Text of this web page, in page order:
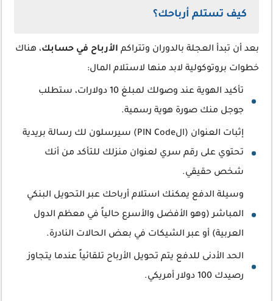
كيف تستلم أرباحك؟
بعد أن تبدأ العجلة بالدوران وتتراكم الأرباح في حسابك، هناك
خطوات بروتوكولية لابد منها لاستلام المال:
تأكيد الهوية عند وصولك لمبلغ 10 دولارات، ستطلب
جوجل منك صورة هوية رسمية.
إثبات العنوان (الPIN Code) سيرسلون لك رسالة بريدية
تحتوي على رقم سري لعنوان منزلك للتأكد من أنك
شخص حقيقي.
وسيلة الدفع يمكنك استلام أرباحك عبر التحويل البنكي
المباشر (وهو الأفضل والأسرع حالياً في معظم الدول
العربية) أو عبر الشيكات في بعض الحالات النادرة.
الحد الأدنى للدفع يتم تحويل الأرباح تلقائياً عندما يتجاوز
رصيدك 100 دولار أمريكي.